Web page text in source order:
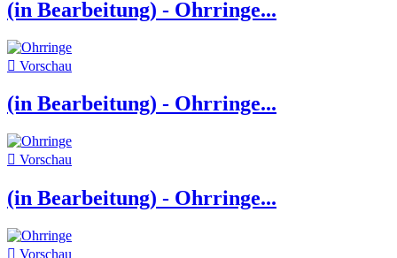
(in Bearbeitung) - Ohrringe...
 Vorschau
(in Bearbeitung) - Ohrringe...
 Vorschau
(in Bearbeitung) - Ohrringe...
 Vorschau